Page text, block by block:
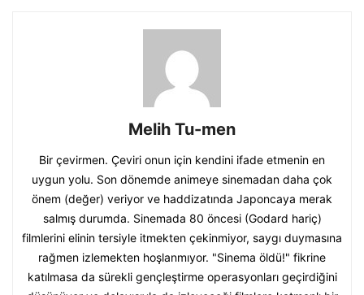
Melih Tu-men
Bir çevirmen. Çeviri onun için kendini ifade etmenin en
uygun yolu. Son dönemde animeye sinemadan daha çok
önem (değer) veriyor ve haddizatında Japoncaya merak
salmış durumda. Sinemada 80 öncesi (Godard hariç)
filmlerini elinin tersiyle itmekten çekinmiyor, saygı duymasına
rağmen izlemekten hoşlanmıyor. "Sinema öldü!" fikrine
katılmasa da sürekli gençleştirme operasyonları geçirdiğini